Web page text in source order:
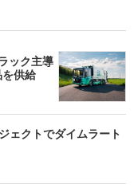
ック主導
供給
ェクトでダイムラート